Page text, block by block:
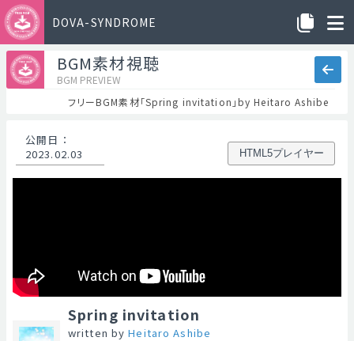
DOVA-SYNDROME
BGM素材視聴
BGM PREVIEW
フリーBGM素材「Spring invitation」by Heitaro Ashibe
公開日 ：
2023.02.03
HTML5プレイヤー
Spring invitation
written byHeitaro Ashibe